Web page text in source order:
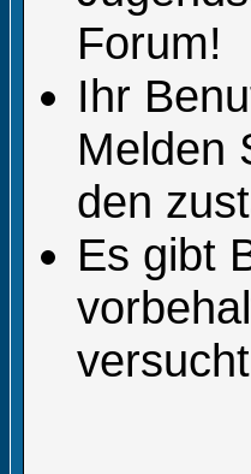
Forum!
Ihr
Melden
den
Es gibt